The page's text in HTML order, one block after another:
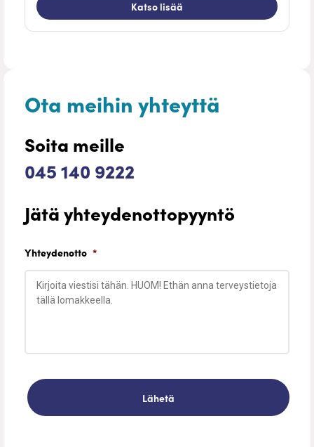
Katso lisää
Ota meihin yhteyttä
Soita meille
045 140 9222
Jätä yhteydenottopyyntö
Yhteydenotto *